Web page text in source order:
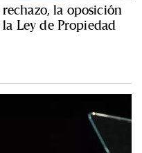
la oposición
Ley de Propiedad